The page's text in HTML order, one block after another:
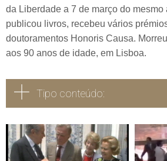
da Liberdade a 7 de março do mesmo
publicou livros, recebeu vários
doutoramentos Honoris Causa.
aos 90 anos de idade, em Lisboa.
Tipo conteúdo:
Todos Vídeo Áudio